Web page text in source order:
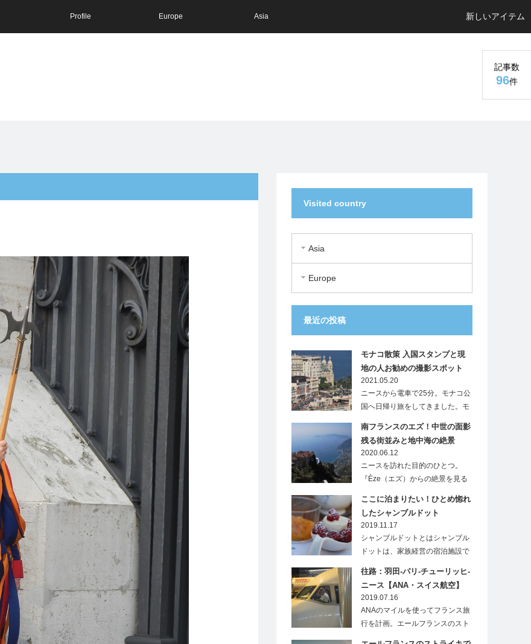
Profile Europe Asia 新しいアイテム
記事数
96件
Visited country
Asia
Europe
最近の投稿
モナコ散策 入国スタンプと現
地の人お勧めの撮影スポット
2021.05.20
ニースから電車で25分。モナコ公
国へ日帰り旅をしてきました。モ
南フランスのエズ！中世の面影
残る街並みと地中海の絶景
2020.06.12
ニースを訪れた目的のひとつ。
『Èze（エズ）からの絶景を見る
ここに泊まりたい！ひとめ惚れ
したシャンブルドット
2019.11.17
シャンブルドットとはシャンブル
ドットは、家族経営の宿泊施設で
往路：羽田-パリ-チューリッヒ-
ニース【ANA・スイス航空】
2019.07.16
ANAのマイルを使ってフランス旅
行を計画。エールフランスのスト